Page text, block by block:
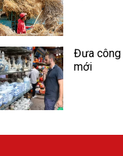
Đưa công
mới